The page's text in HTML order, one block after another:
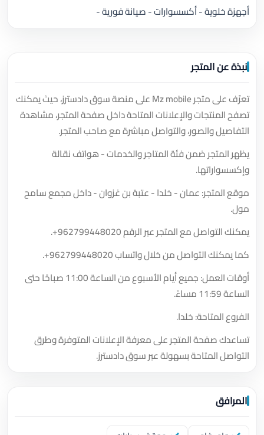
أجهزة خلوية - أكسسوارات - صيانة فورية -
نبذة عن المتجر
تعرّف على متجر Mz mobile على منصة سوق دادسترز، حيث يمكنك
تصفح المنتجات والإعلانات المتاحة داخل صفحة المتجر، مشاهدة
التفاصيل والصور، والتواصل مباشرة مع صاحب المتجر.
يظهر المتجر ضمن فئة المتاجر والخدمات - هواتف نقالة
وإكسسواراتها.
موقع المتجر: عمان - خلدا - عتبة بن غزوان - داخل مجمع سامح
مول.
يمكنك التواصل مع المتجر عبر الرقم+962799448020
.
كما يمكنك التواصل من خلال واتساب+962799448020
.
أوقات العمل: جميع أيام الأسبوع من الساعة 11:00 صباحًا حتى
الساعة 11:59 مساءً.
الفروع المتاحة: خلدا.
تساعدك صفحة المتجر على معرفة الإعلانات المتوفرة وطرق
التواصل المتاحة بسهولة عبر سوق دادسترز.
المرافق